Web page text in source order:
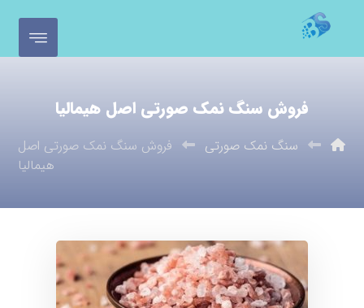
فروش سنگ نمک صورتی اصل هیمالیا
سنگ نمک صورتی
فروش سنگ نمک صورتی اصل
هیمالیا